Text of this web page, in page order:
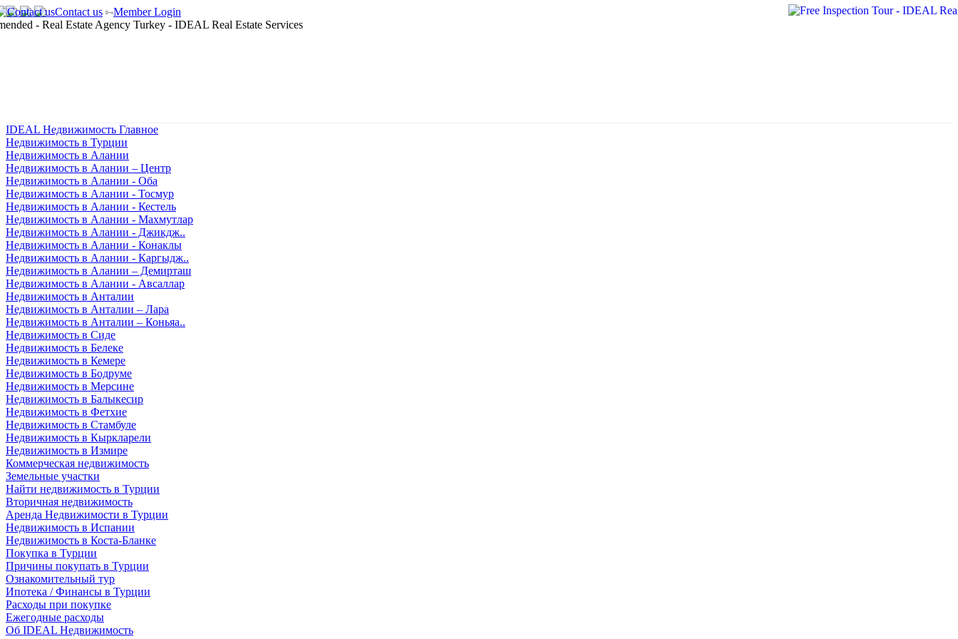
Contact us Member Login
IDEAL Недвижимость Главное
Недвижимость в Турции
Недвижимость в Алании
Недвижимость в Алании – Центр
Недвижимость в Алании - Оба
Недвижимость в Алании - Тосмур
Недвижимость в Алании - Кестель
Недвижимость в Алании - Махмутлар
Недвижимость в Алании - Джикдж..
Недвижимость в Алании - Конаклы
Недвижимость в Алании - Каргыдж..
Недвижимость в Алании – Демирташ
Недвижимость в Алании - Авсаллар
Недвижимость в Анталии
Недвижимость в Анталии – Лара
Недвижимость в Анталии – Коньяа..
Недвижимость в Сиде
Недвижимость в Белеке
Недвижимость в Кемере
Недвижимость в Бодруме
Недвижимость в Мерсине
Недвижимость в Балыкесир
Недвижимость в Фетхие
Недвижимость в Стамбуле
Недвижимость в Кыркларели
Недвижимость в Измире
Коммерческая недвижимость
Земельные участки
Найти недвижимость в Турции
Вторичная недвижимость
Аренда Недвижимости в Турции
Недвижимость в Испании
Недвижимость в Коста-Бланке
Покупка в Турции
Причины покупать в Турции
Ознакомительный тур
Ипотека / Финансы в Турции
Расходы при покупке
Ежегодные расходы
Об IDEAL Недвижимость